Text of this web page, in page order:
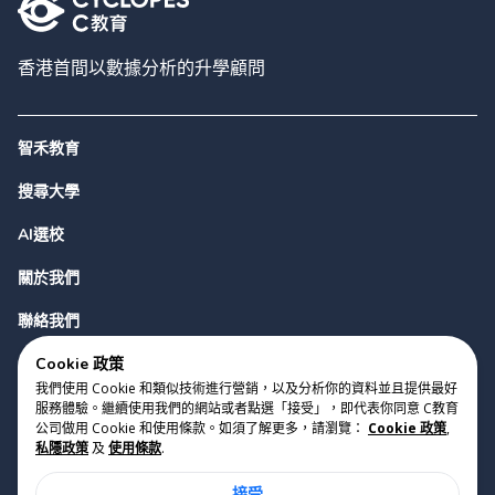
香港首間以數據分析的升學顧問
智禾教育
搜尋大學
AI選校
關於我們
聯絡我們
版權 2023 Cyclopes® •
Cookie 政策
我們使用 Cookie 和類似技術進行營銷，以及分析你的資料並且提供最好
服務體驗。繼續使用我們的網站或者點選「接受」，即代表你同意 C教育
公司做用 Cookie 和使用條款。如須了解更多，請瀏覽： Cookie 政策,
私隱政策及 使用條款.